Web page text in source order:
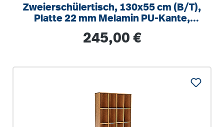
Zweierschülertisch, 130x55 cm (B/T),
Platte 22 mm Melamin PU-Kante,
Regulärer Preis:
245,00 €